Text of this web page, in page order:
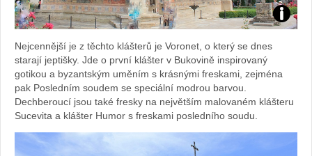
Foto:
Nejcennější je z těchto klášterů je Voronet, o který se dnes
starají jeptišky. Jde o první klášter v Bukovině inspirovaný
gotikou a byzantským uměním s krásnými freskami, zejména
pak Posledním soudem se speciální modrou barvou.
Dechberoucí jsou také fresky na největším malovaném klášteru
Sucevita a klášter Humor s freskami posledního soudu.